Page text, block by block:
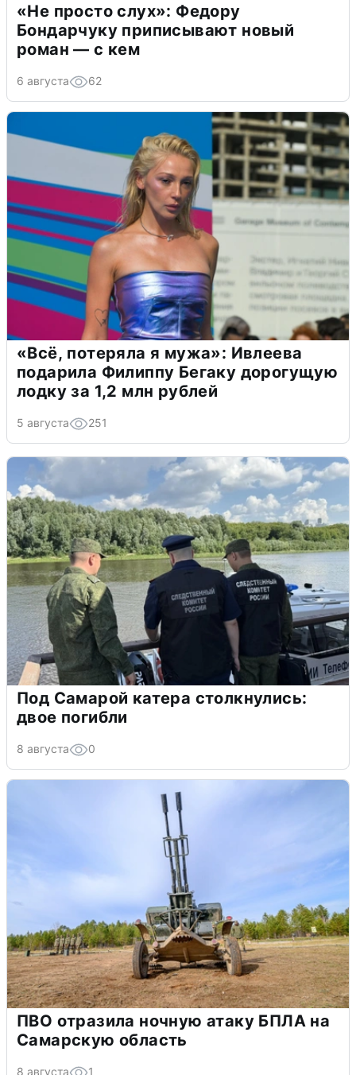
«Не просто слух»: Федору
Бондарчуку приписывают новый
роман — с кем
6 августа 62
«Всё, потеряла я мужа»: Ивлеева
подарила Филиппу Бегаку дорогущую
лодку за 1,2 млн рублей
5 августа 251
Под Самарой катера столкнулись:
двое погибли
8 августа 0
ПВО отразила ночную атаку БПЛА на
Самарскую область
8 августа 1